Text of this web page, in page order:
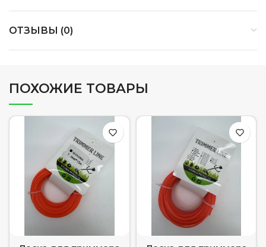
ОТЗЫВЫ (0)
ПОХОЖИЕ ТОВАРЫ